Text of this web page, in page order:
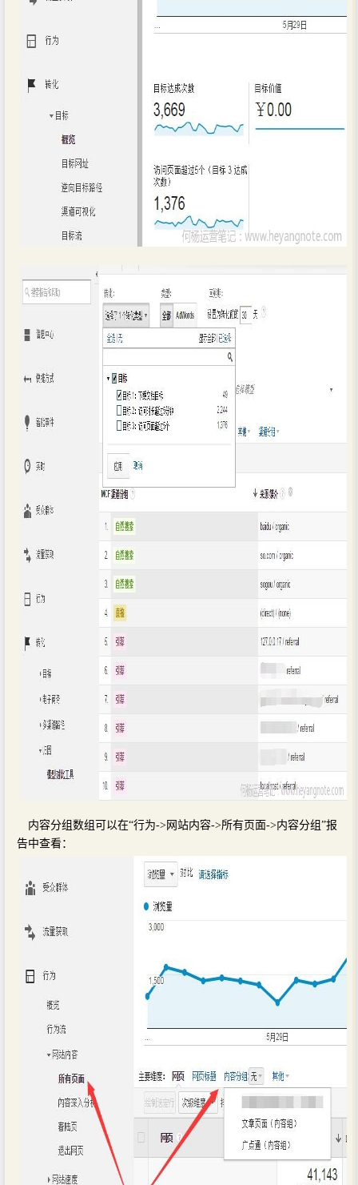
内容分组数组可以在“行为->网站内容->所有页面->内容分组”报
告中查看：